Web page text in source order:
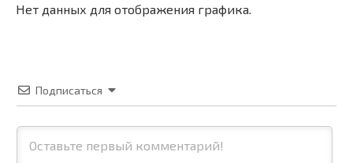
Нет данных для отображения графика.
Подписаться